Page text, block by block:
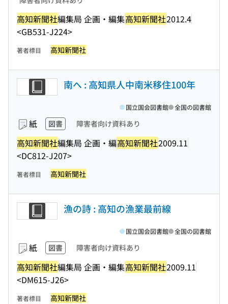
高知新聞社編集局 企画・編集高知新聞社2012.4
<GB531-J224>
著者標目 高知新聞社
南へ : 高知県人中南米移住100年
紙 図書 障害者向け資料あり
高知新聞社編集局 企画・編高知新聞社2009.11
<DC812-J207>
国立国会図書館 全国の図書館
著者標目 高知新聞社
漁の詩 : 高知の漁業最前線
紙 図書 障害者向け資料あり
高知新聞社編集局 企画・編集高知新聞社2009.11
<DM615-J26>
国立国会図書館 全国の図書館
著者標目 高知新聞社